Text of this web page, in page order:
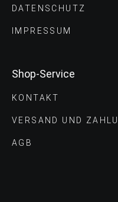
DATENSCHUTZ
IMPRESSUM
Shop-Service
KONTAKT
VERSAND UND
AGB